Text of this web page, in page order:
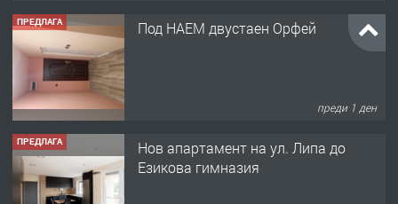
ПРЕДЛАГА Под НАЕМ двустаен Орфей
преди 1 ден
ПРЕДЛАГА
Нов апартамент на ул. Липа до
Езикова гимназия